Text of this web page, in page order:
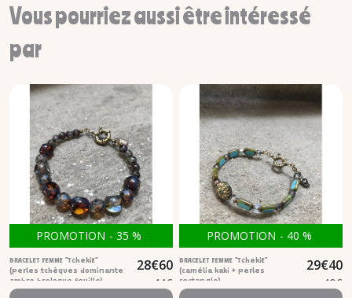
Vous pourriez aussi être intéressé
par
PROMOTION - 35 %
BRACELET FEMME "TchekiE"
(perles tchèques dominante
ambre breloque feuille)
28€60
44€
PROMOTION - 40 %
BRACELET FEMME "TchekiE"
(camélia kaki + perles
rectangle)
29€40
49€